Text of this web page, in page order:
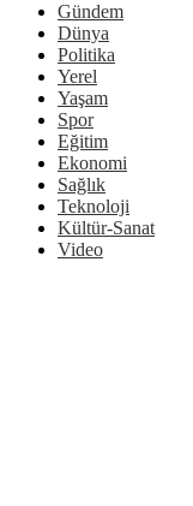
Gündem
Dünya
Politika
Yerel
Yaşam
Spor
Eğitim
Ekonomi
Sağlık
Teknoloji
Kültür-Sanat
Video